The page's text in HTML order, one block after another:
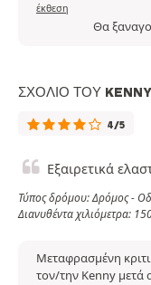
έκθεση
Θα
ΣΧΌΛΙΟ ΤΟΥ KENNY
4/5
Εξαιρετικά
Τύπος δρόμου: Δρόμος -
Διανυθέντα χιλιόμετρα:
Μεταφρασμένη
τον/την Kenny μετά